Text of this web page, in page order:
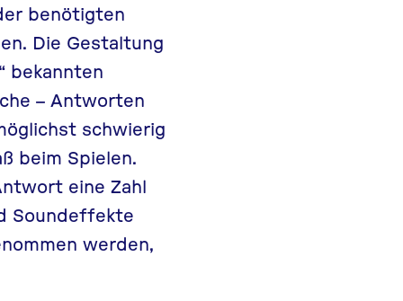
benötigten
Die Gestaltung
bekannten
– Antworten
schwierig
beim Spielen.
eine Zahl
Soundeffekte
werden,